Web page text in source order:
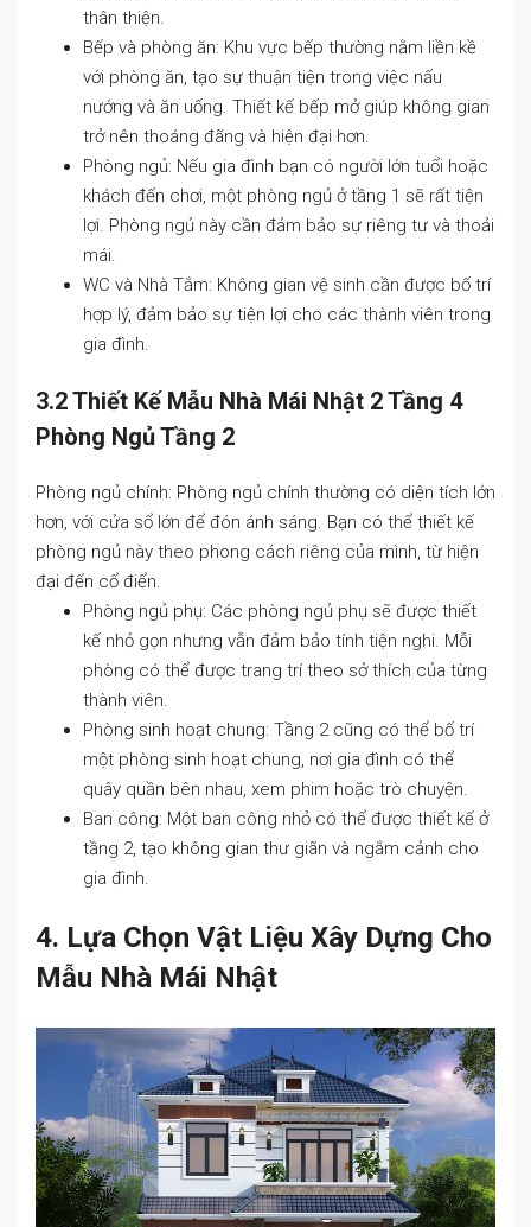
thân thiện.
Bếp và phòng ăn: Khu vực bếp thường nằm liền kề
với phòng ăn, tạo sự thuận tiện trong việc nấu
nướng và ăn uống. Thiết kế bếp mở giúp không gian
trở nên thoáng đãng và hiện đại hơn.
Phòng ngủ: Nếu gia đình bạn có người lớn tuổi hoặc
khách đến chơi, một phòng ngủ ở tầng 1 sẽ rất tiện
lợi. Phòng ngủ này cần đảm bảo sự riêng tư và thoải
mái.
WC và Nhà Tắm: Không gian vệ sinh cần được bố trí
hợp lý, đảm bảo sự tiện lợi cho các thành viên trong
gia đình.
3.2 Thiết Kế Mẫu Nhà Mái Nhật 2 Tầng 4
Phòng Ngủ Tầng 2
Phòng ngủ chính: Phòng ngủ chính thường có diện tích lớn
hơn, với cửa sổ lớn để đón ánh sáng. Bạn có thể thiết kế
phòng ngủ này theo phong cách riêng của mình, từ hiện
đại đến cổ điển.
Phòng ngủ phụ: Các phòng ngủ phụ sẽ được thiết
kế nhỏ gọn nhưng vẫn đảm bảo tính tiện nghi. Mỗi
phòng có thể được trang trí theo sở thích của từng
thành viên.
Phòng sinh hoạt chung: Tầng 2 cũng có thể bố trí
một phòng sinh hoạt chung, nơi gia đình có thể
quây quần bên nhau, xem phim hoặc trò chuyện.
Ban công: Một ban công nhỏ có thể được thiết kế ở
tầng 2, tạo không gian thư giãn và ngắm cảnh cho
gia đình.
4. Lựa Chọn Vật Liệu Xây Dựng Cho
Mẫu Nhà Mái Nhật